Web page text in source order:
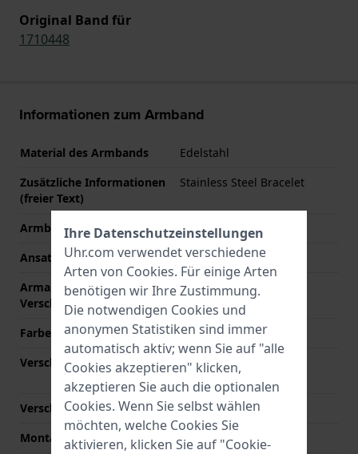
Original Band für
1710448
Informationen zum Armband
Material des Armbands
Edelstahl
Zusätzliche Informationen
(freier Text)
Stainless Steel Bracelet
Armbandbreite
22 mm
Ansatzbreite
12 mm
Armandbreite am
Verschluß
20 mm
Farbe des Armbands
Silber
Verschlusstyp
Faltschließe mit
Druckknöpfen
Verschlussfarbe
Silber
Montagetyp
Druckstifte
Ihre Datenschutzeinstellungen
Uhr.com verwendet verschiedene
Arten von Cookies. Für einige Arten
benötigen wir Ihre Zustimmung.
Die notwendigen Cookies und
anonymen Statistiken sind immer
automatisch aktiv; wenn Sie auf "alle
Cookies akzeptieren" klicken,
akzeptieren Sie auch die optionalen
Cookies. Wenn Sie selbst wählen
möchten, welche Cookies Sie
aktivieren, klicken Sie auf "Cookie-